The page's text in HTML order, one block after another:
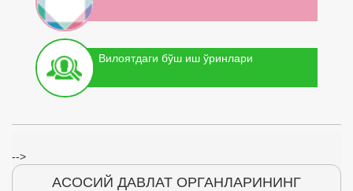
Вилоятдаги бўш иш ўринлари
-->
АСОСИЙ ДАВЛАТ ОРГАНЛАРИНИНГ